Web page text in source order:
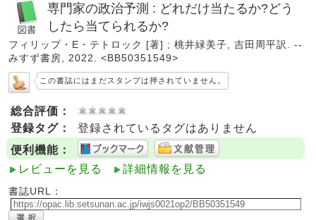
専門家の政治予測 : どれだけ当たるか?どう
したら当てられるか?
フィリップ・E・テトロック [著] ; 桃井緑美子, 吉田周平訳. --
みすず書房, 2022. <BB50351549>
この書誌にはまだスタンプは押されていません。
総合評価：
登録タグ：
登録されているタグはありません
便利機能：
レビューを見る
詳細情報を見る
書誌URL：